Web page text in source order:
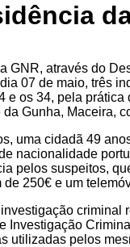
GNR, através do
07 de maio, três
e os 34, pela prática
Gunha, Maceira,
uma cidadã 49
nacionalidade
pelos suspeitos,
250€ e um
criminal
Investigação
utilizadas pelos